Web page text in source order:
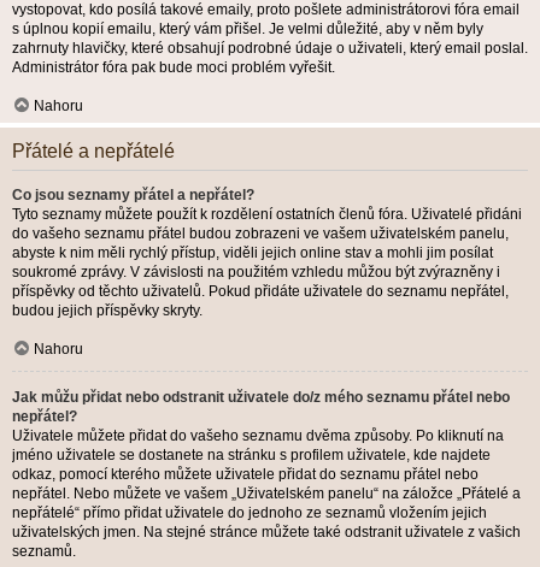
vystopovat, kdo posílá takové emaily, proto pošlete administrátorovi fóra email
s úplnou kopií emailu, který vám přišel. Je velmi důležité, aby v něm byly
zahrnuty hlavičky, které obsahují podrobné údaje o uživateli, který email poslal.
Administrátor fóra pak bude moci problém vyřešit.
Nahoru
Přátelé a nepřátelé
Co jsou seznamy přátel a nepřátel?
Tyto seznamy můžete použít k rozdělení ostatních členů fóra. Uživatelé přidáni
do vašeho seznamu přátel budou zobrazeni ve vašem uživatelském panelu,
abyste k nim měli rychlý přístup, viděli jejich online stav a mohli jim posílat
soukromé zprávy. V závislosti na použitém vzhledu můžou být zvýrazněny i
příspěvky od těchto uživatelů. Pokud přidáte uživatele do seznamu nepřátel,
budou jejich příspěvky skryty.
Nahoru
Jak můžu přidat nebo odstranit uživatele do/z mého seznamu přátel nebo
nepřátel?
Uživatele můžete přidat do vašeho seznamu dvěma způsoby. Po kliknutí na
jméno uživatele se dostanete na stránku s profilem uživatele, kde najdete
odkaz, pomocí kterého můžete uživatele přidat do seznamu přátel nebo
nepřátel. Nebo můžete ve vašem „Uživatelském panelu“ na záložce „Přátelé a
nepřátelé“ přímo přidat uživatele do jednoho ze seznamů vložením jejich
uživatelských jmen. Na stejné stránce můžete také odstranit uživatele z vašich
seznamů.